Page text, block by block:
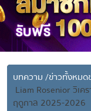
บทความ /ข่าวทั้งหมด
Liam Rosenior วิเค
ฤดูกาล 2025-2026